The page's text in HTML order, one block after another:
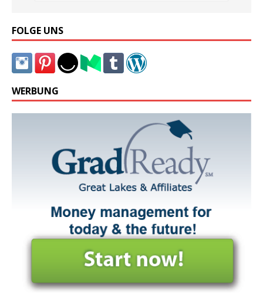
FOLGE UNS
WERBUNG